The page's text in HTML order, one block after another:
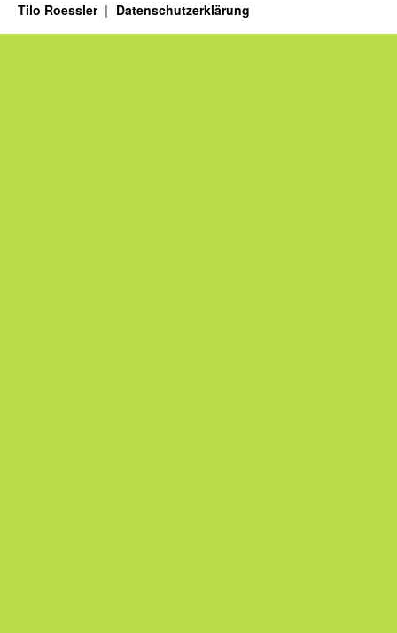
Tilo Roessler Datenschutzerklärung